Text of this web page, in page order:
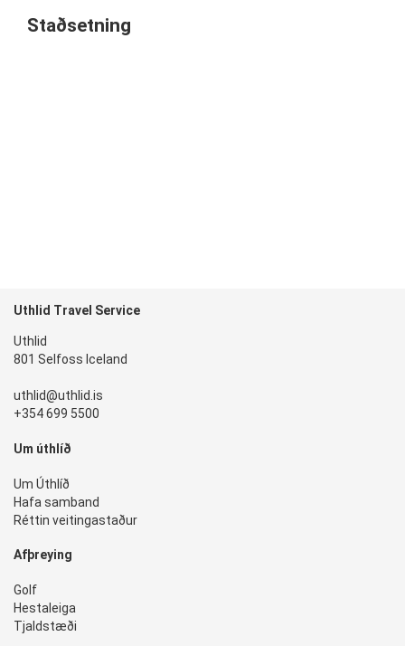
Staðsetning
Uthlid Travel Service
Uthlid
801 Selfoss Iceland
uthlid@uthlid.is
+354 699 5500
Um úthlíð
Um Úthlíð
Hafa samband
Réttin veitingastaður
Afþreying
Golf
Hestaleiga
Tjaldstæði